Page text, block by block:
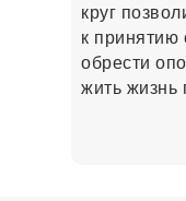
круг
к принятию
обрести
жить жизнь